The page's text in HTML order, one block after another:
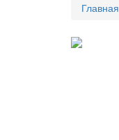
Главная